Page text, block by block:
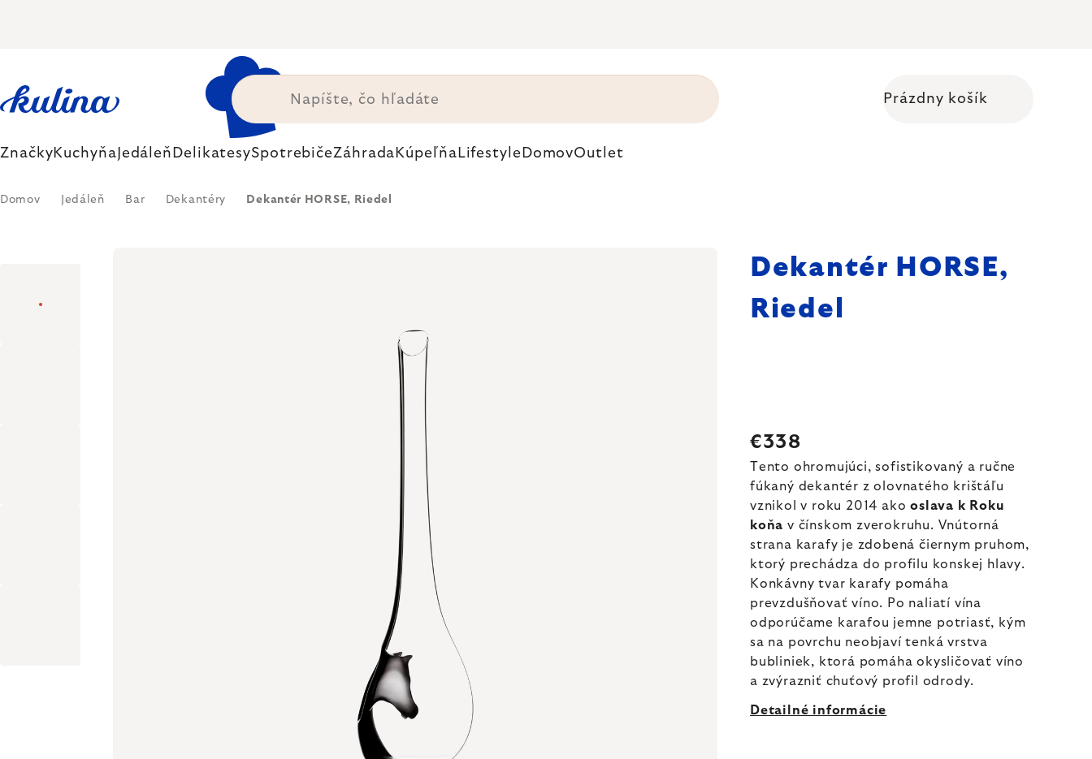
Prázdny košík
ZnačkyKuchyňa Jedáleň DelikatesySpotrebičeZáhrada Kúpeľňa Lifestyle DomovOutlet
Domov Jedáleň Bar Dekantéry Dekantér HORSE, Riedel
Dekantér HORSE,
Riedel
€338
Tento ohromujúci, sofistikovaný a ručne
fúkaný dekantér z olovnatého krištáľu
vznikol v roku 2014 akooslava k Roku
koňa v čínskom zverokruhu. Vnútorná
strana karafy je zdobená čiernym pruhom,
ktorý prechádza do profilu konskej hlavy.
Konkávny tvar karafy pomáha
prevzdušňovať víno. Po naliatí vína
odporúčame karafou jemne potriasť, kým
sa na povrchu neobjaví tenká vrstva
bubliniek, ktorá pomáha okysličovať víno
a zvýrazniť chuťový profil odrody.
Detailné informácie